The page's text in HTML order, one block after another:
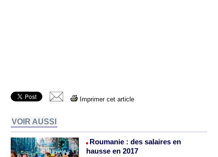
Imprimer cet article
VOIR AUSSI
Roumanie : des salaires en
hausse en 2017